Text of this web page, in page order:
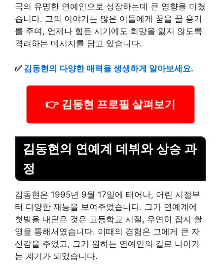
국의 유명한 연예인으로 성장하는데 큰 영향을 미쳤
습니다. 그의 이야기는 많은 이들에게 꿈을 꿀 용기
를 주며, 언제나 힘든 시기에도 희망을 잃지 않도록
격려하는 메시지를 담고 있습니다.
✅ 김동현의 다양한 매력을 생생하게 알아보세요.
👉 김동현 프로필 살펴보기
김동현의 연예계 데뷔와 상승 과
정
김동현은 1995년 9월 17일에 태어나, 어린 시절부
터 다양한 재능을 보여주었습니다. 그가 연예계에
첫발을 내딛은 것은 고등학교 시절, 우연히 잡지 촬
영을 통해서였습니다. 이때의 경험은 그에게 큰 자
신감을 주었고, 그가 원하는 연예인의 길로 나아가
는 계기가 되었습니다.